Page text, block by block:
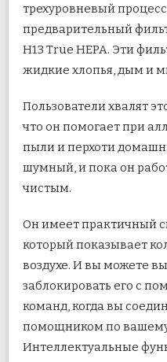
трехуровневый
предварительный
H13 True HEPA. Эти
жидкие хлопья, дым и
Пользователи хвалят
что он помогает при
пыли и перхоти
шумный, и пока он
чистым.
Он имеет практичный
который показывает
воздухе. И вы можете
заблокировать его с
команд, когда вы
помощником по
Интеллектуальные